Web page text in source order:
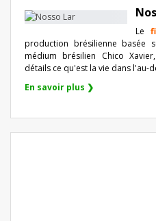
Le
production brésilienne basée
médium brésilien Chico
détails ce qu'est la vie dans l'au-
En savoir plus ❯